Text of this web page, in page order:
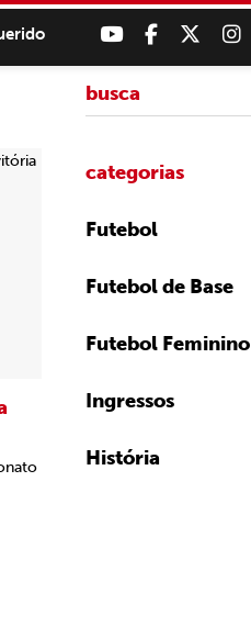
categorias
Futebol
Futebol de Base
Futebol Feminino
Ingressos
História